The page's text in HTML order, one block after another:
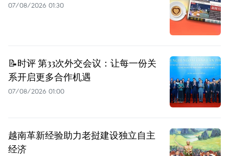
07/08/2026 01:30
📝时评 第33次外交会议：让每一份关
系开启更多合作机遇
07/08/2026 01:00
越南革新经验助力老挝建设独立自主
经济